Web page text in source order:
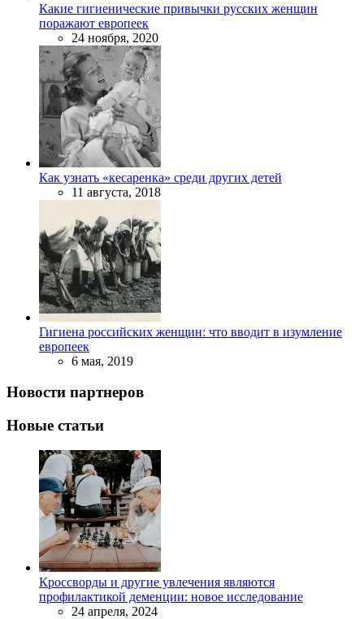
Какие гигиенические привычки русских женщин
поражают европеек
24 ноября, 2020
Как узнать «кесаренка» среди других детей
11 августа, 2018
Гигиена российских женщин: что вводит в изумление
европеек
6 мая, 2019
Новости партнеров
Новые статьи
Кроссворды и другие увлечения являются
профилактикой деменции: новое исследование
24 апреля, 2024